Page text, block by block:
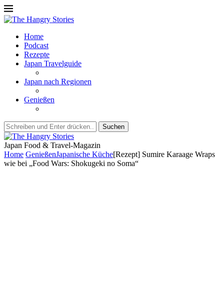
Home
Podcast
Rezepte
Japan Travelguide
Japan nach Regionen
Genießen
Suchen
Japan Food & Travel-Magazin
Home GenießenJapanische Küche[Rezept] Sumire Karaage Wraps
wie bei „Food Wars: Shokugeki no Soma“